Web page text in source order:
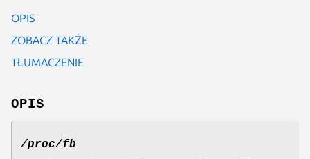
OPIS
ZOBACZ TAKŻE
TŁUMACZENIE
OPIS
/proc/fb